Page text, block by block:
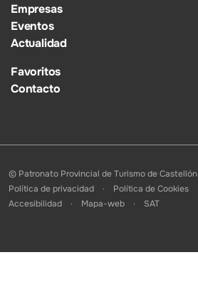
Empresas
Eventos
Actualidad
Favoritos
Contacto
© Patronato Provincial de Turismo de Castellón
Política de privacidad
Política de Cookies
Accesibilidad
Mapa-web SAT